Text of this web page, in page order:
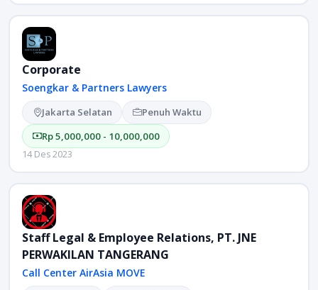
Corporate
Soengkar & Partners Lawyers
Jakarta Selatan
Penuh Waktu
Rp 5,000,000 - 10,000,000
14 Des 2023
Staff Legal & Employee Relations, PT. JNE
PERWAKILAN TANGERANG
Call Center AirAsia MOVE